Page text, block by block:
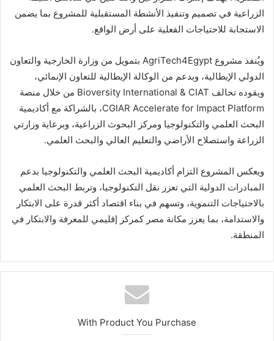
الزراعية في تصميم وتنفيذ الأنشطة المستقبلية للمشروع بما يضمن
الاستجابة للاحتياجات الفعلية على أرض الواقع.
ويُنفذ مشروع AgriTech4Egypt بتمويل من وزارة الخارجية والتعاون
الدولي الإيطالية، وبدعم من الوكالة الإيطالية للتعاون الإنمائي،
ويقوده تحالف Bioversity International & CIAT من خلال منصة
CGIAR Accelerate for Impact Platform، بالشراكة مع أكاديمية
البحث العلمي والتكنولوجيا ومركز البحوث الزراعية، وبرعاية وزارتي
الزراعة واستصلاح الأراضي والتعليم العالي والبحث العلمي.
ويعكس المشروع التزام أكاديمية البحث العلمي والتكنولوجيا بدعم
المبادرات الدولية التي تعزز نقل التكنولوجيا، وتربط البحث العلمي
بالاحتياجات التنموية، وتسهم في بناء اقتصاد أكثر قدرة على الابتكار
والاستدامة، بما يعزز مكانة مصر كمركز إقليمي للمعرفة والابتكار في
المنطقة.
With Product You Purchase